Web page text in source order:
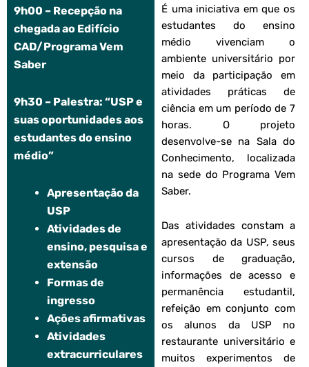
9h00 – Recepção na
chegada ao Edifício
CAD/Programa Vem
Saber
9h30 – Palestra: “USP e
suas oportunidades aos
estudantes do ensino
médio”
Apresentação da
USP
Atividades de
ensino, pesquisa e
extensão
Formas de
ingresso
Ações afirmativas
Atividades
extracurriculares
É uma iniciativa em que os
estudantes do ensino
médio vivenciam o
ambiente universitário por
meio da participação em
atividades práticas de
ciência em um período de 7
horas. O projeto
desenvolve-se na Sala do
Conhecimento, localizada
na sede do Programa Vem
Saber.
Das atividades constam a
apresentação da USP, seus
cursos de graduação,
informações de acesso e
permanência estudantil,
refeição em conjunto com
os alunos da USP no
restaurante universitário e
muitos experimentos de